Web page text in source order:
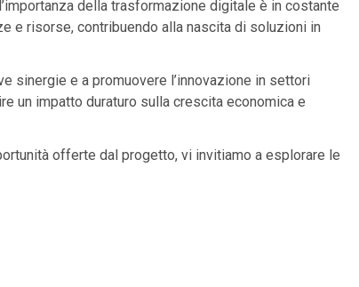
della trasformazione digitale è in costante
e risorse, contribuendo alla nascita di soluzioni in
sinergie e a promuovere l’innovazione in settori
un impatto duraturo sulla crescita economica e
offerte dal progetto, vi invitiamo a esplorare le